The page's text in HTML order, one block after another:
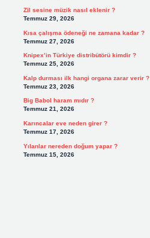
Zil sesine müzik nasıl eklenir ?
Temmuz 29, 2026
Kısa çalışma ödeneği ne zamana kadar ?
Temmuz 27, 2026
Knipex’in Türkiye distribütörü kimdir ?
Temmuz 25, 2026
Kalp durması ilk hangi organa zarar verir ?
Temmuz 23, 2026
Big Babol haram mıdır ?
Temmuz 21, 2026
Karıncalar eve neden girer ?
Temmuz 17, 2026
Yılanlar nereden doğum yapar ?
Temmuz 15, 2026